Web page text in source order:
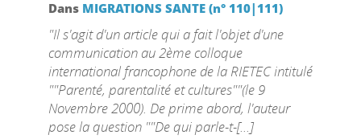
Dans MIGRATIONS SANTE (n° 110|111)
"Il s'agit d'un article qui a fait l'objet d'une
communication au 2ème colloque
international francophone de la RIETEC intitulé
""Parenté, parentalité et cultures""(le 9
Novembre 2000). De prime abord, l'auteur
pose la question ""De qui parle-t-[...]